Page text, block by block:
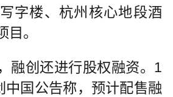
字楼、杭州核心地段酒
。
融创还进行股权融资。1
中国公告称，预计配售融